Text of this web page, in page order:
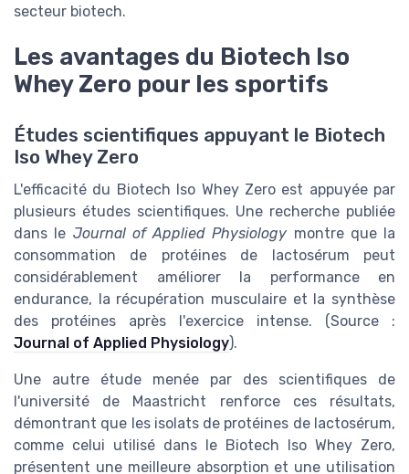
secteur biotech.
Les avantages du Biotech Iso
Whey Zero pour les sportifs
Études scientifiques appuyant le Biotech
Iso Whey Zero
L'efficacité du Biotech Iso Whey Zero est appuyée par
plusieurs études scientifiques. Une recherche publiée
dans le Journal of Applied Physiology montre que la
consommation de protéines de lactosérum peut
considérablement améliorer la performance en
endurance, la récupération musculaire et la synthèse
des protéines après l'exercice intense. (Source :
Journal of Applied Physiology).
Une autre étude menée par des scientifiques de
l'université de Maastricht renforce ces résultats,
démontrant que les isolats de protéines de lactosérum,
comme celui utilisé dans le Biotech Iso Whey Zero,
présentent une meilleure absorption et une utilisation